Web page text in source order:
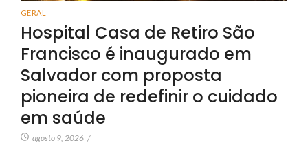
GERAL
Hospital Casa de Retiro São
Francisco é inaugurado em
Salvador com proposta
pioneira de redefinir o cuidado
em saúde
agosto 9, 2026 /